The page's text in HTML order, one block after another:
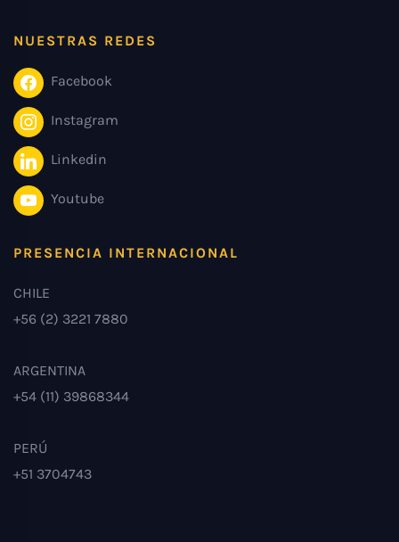
NUESTRAS REDES
Facebook
Instagram
Linkedin
Youtube
PRESENCIA INTERNACIONAL
CHILE
+56 (2) 3221 7880
ARGENTINA
+54 (11) 39868344
PERÚ
+51 3704743